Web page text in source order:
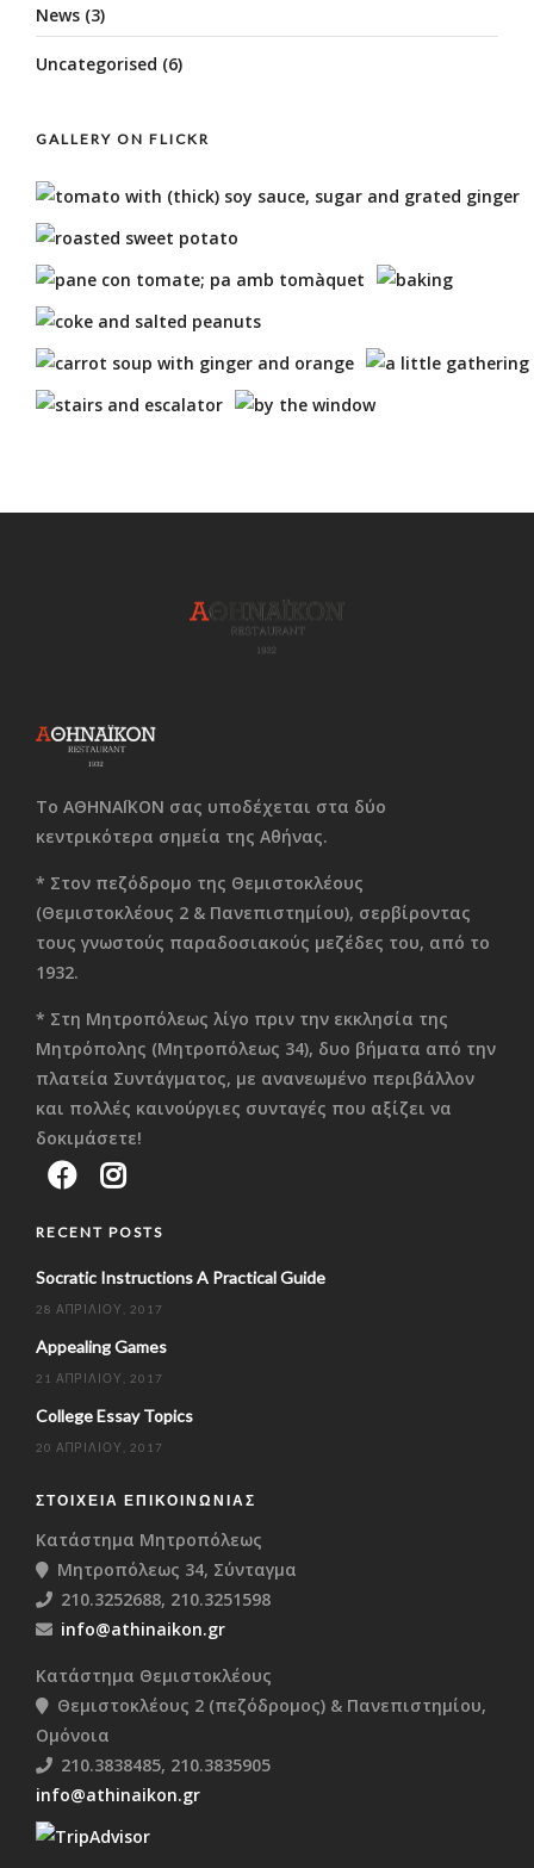
News (3)
Uncategorised (6)
GALLERY ON FLICKR
Το ΑΘΗΝΑΪΚΟΝ σας υποδέχεται στα δύο
κεντρικότερα σημεία της Αθήνας.
* Στον πεζόδρομο της Θεμιστοκλέους
(Θεμιστοκλέους 2 & Πανεπιστημίου), σερβίροντας
τους γνωστούς παραδοσιακούς μεζέδες του, από το
1932.
* Στη Μητροπόλεως λίγο πριν την εκκλησία της
Μητρόπολης (Μητροπόλεως 34), δυο βήματα από την
πλατεία Συντάγματος, με ανανεωμένο περιβάλλον
και πολλές καινούργιες συνταγές που αξίζει να
δοκιμάσετε!
RECENT POSTS
Socratic Instructions A Practical Guide
28 ΑΠΡΙΛΊΟΥ, 2017
Appealing Games
21 ΑΠΡΙΛΊΟΥ, 2017
College Essay Topics
20 ΑΠΡΙΛΊΟΥ, 2017
ΣΤΟΙΧΕΊΑ ΕΠΙΚΟΙΝΩΝΊΑΣ
Κατάστημα Μητροπόλεως
Μητροπόλεως 34, Σύνταγμα
210.3252688, 210.3251598
info@athinaikon.gr
Κατάστημα Θεμιστοκλέους
Θεμιστοκλέους 2 (πεζόδρομος) & Πανεπιστημίου,
Ομόνοια
210.3838485, 210.3835905
info@athinaikon.gr